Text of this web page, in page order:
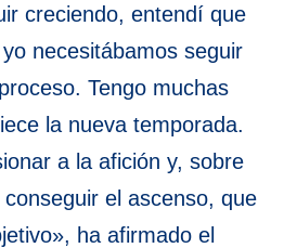
creciendo, entendí que
necesitábamos seguir
Tengo muchas
la nueva temporada.
a la afición y, sobre
el ascenso, que
ha afirmado el